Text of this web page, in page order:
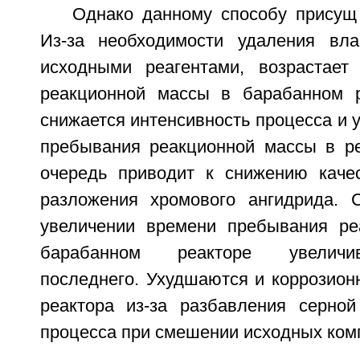
Однако данному способу
Из-за необходимости удаления
исходными реагентами,
реакционной массы в барабанном
снижается интенсивность процесса и
пребывания реакционной массы в
очередь приводит к снижению
разложения хромового ангидрида.
увеличении времени пребывания
барабанном реакторе
последнего. Ухудшаются и
реактора из-за разбавления
процесса при смешении исходных